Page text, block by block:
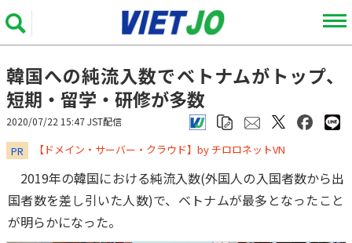
韓国への純流入数でベトナムがトップ、
短期・留学・研修が多数
2020/07/22 15:47 JST配信
PR ​​​​​​​【ドメイン・サーバー・クラウド】by チロロネットVN
2019年の韓国における純流入数(外国人の入国者数から出
国者数を差し引いた人数)で、ベトナムが最多となったこと
が明らかになった。